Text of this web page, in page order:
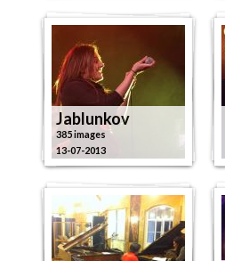
Jablunkov
385 images
13-07-2013